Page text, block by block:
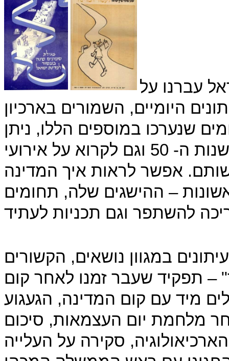
למדינת ישראל עברנו על
היומיים, השמורים בארכיון
שנערכו במוספים הללו, ניתן
ללמוד על החברה הישראלית בסוף שנות ה- 50 וגם לקרוא על אירועי
אפשר לראות איך המדינה
– ההישגים שלה, תחומים
במגוון נושאים, הקשורים
– תפקיד שעבר זמנו לאחר קום
מיד עם קום המדינה, הגעגוע
מלחמת יום העצמאות, סיכום
סקירה על העלייה